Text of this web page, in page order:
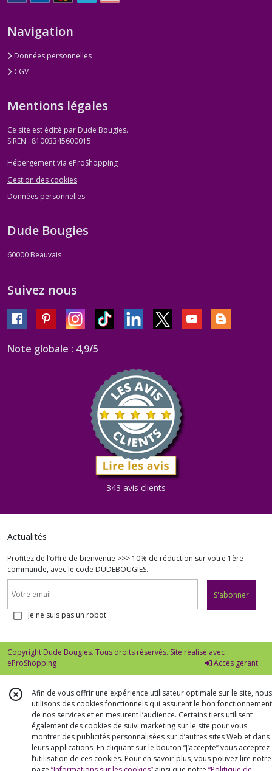
Navigation
Données personnelles
CGV
Mentions légales
Ce site est édité par Dude Bougies.
SIREN : 81003345600015
Hébergement via eProShopping
Gestion des cookies
Données personnelles
Dude Bougies
60000 Beauvais
Suivez nous
Note globale : 4,9/5
343 avis clients
Actualités
Profitez de l’offre de bienvenue >>> 10% de réduction sur votre 1ère
commande, avec le code DUDEBOUGIES.
S'abonner
Je ne suis pas un robot
Copyright Dude Bougies. Tous droits réservés. Site réalisé avec
eProShopping
Accès gérant
Afin de vous offrir une expérience utilisateur optimale sur le site, nous
utilisons des cookies fonctionnels qui assurent le bon fonctionnement
de nos services et en mesurent l’audience. Certains tiers utilisent
également des cookies de suivi marketing sur le site pour vous
montrer des publicités personnalisées sur d’autres sites Web et dans
leurs applications. En cliquant sur le bouton “J’accepte” vous acceptez
l’utilisation de ces cookies. Pour en savoir plus, vous pouvez lire notre